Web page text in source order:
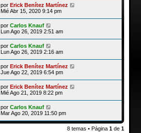
porErick Benítez Martínez
Mié Abr 15, 2020 9:14 pm
porCarlos Knauf
Lun Ago 26, 2019 2:51 am
porCarlos Knauf
Lun Ago 26, 2019 2:16 am
porErick Benítez Martínez
Jue Ago 22, 2019 6:54 pm
porErick Benítez Martínez
Mié Ago 21, 2019 8:22 pm
porCarlos Knauf
Mar Ago 20, 2019 11:50 pm
8 temas • Página1 de1